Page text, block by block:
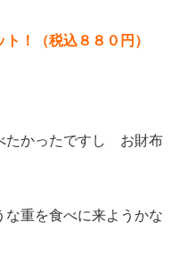
！（税込８８０円）
たかったですし お財布
重を食べに来ようかな